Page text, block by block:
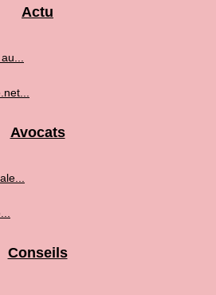
Actu
Avocats
Conseils